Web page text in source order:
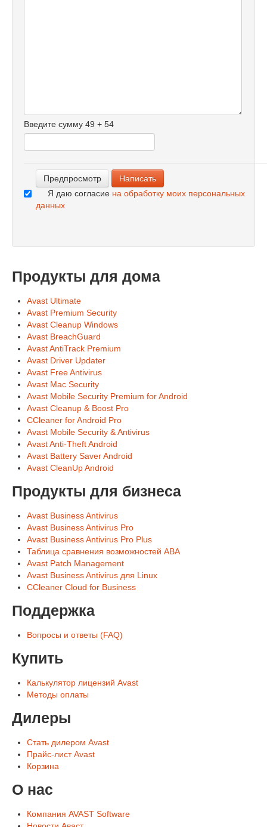
-
-
-
Введите сумму 49 + 54
Я даю согласие на обработку моих персональных
данных
Продукты для дома
Avast Ultimate
Avast Premium Security
Avast Cleanup Windows
Avast BreachGuard
Avast AntiTrack Premium
Avast Driver Updater
Avast Free Antivirus
Avast Mac Security
Avast Mobile Security Premium for Android
Avast Cleanup & Boost Pro
CCleaner for Android Pro
Avast Mobile Security & Antivirus
Avast Anti-Theft Android
Avast Battery Saver Android
Avast CleanUp Android
Продукты для бизнеса
Avast Business Antivirus
Avast Business Antivirus Pro
Avast Business Antivirus Pro Plus
Таблица сравнения возможностей ABA
Avast Patch Management
Avast Business Antivirus для Linux
CCleaner Cloud for Business
Поддержка
Вопросы и ответы (FAQ)
Купить
Калькулятор лицензий Avast
Методы оплаты
Дилеры
Стать дилером Avast
Прайс-лист Avast
Корзина
О нас
Компания AVAST Software